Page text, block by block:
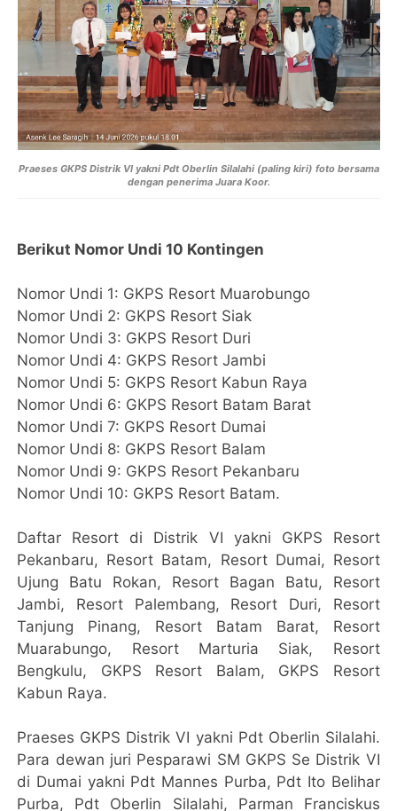
Praeses GKPS Distrik VI yakni Pdt Oberlin Silalahi (paling kiri) foto bersama
dengan penerima Juara Koor.
Berikut Nomor Undi 10 Kontingen
Nomor Undi 1: GKPS Resort Muarobungo
Nomor Undi 2: GKPS Resort Siak
Nomor Undi 3: GKPS Resort Duri
Nomor Undi 4: GKPS Resort Jambi
Nomor Undi 5: GKPS Resort Kabun Raya
Nomor Undi 6: GKPS Resort Batam Barat
Nomor Undi 7: GKPS Resort Dumai
Nomor Undi 8: GKPS Resort Balam
Nomor Undi 9: GKPS Resort Pekanbaru
Nomor Undi 10: GKPS Resort Batam.
Daftar Resort di Distrik VI yakni GKPS Resort
Pekanbaru, Resort Batam, Resort Dumai, Resort
Ujung Batu Rokan, Resort Bagan Batu, Resort
Jambi, Resort Palembang, Resort Duri, Resort
Tanjung Pinang, Resort Batam Barat, Resort
Muarabungo, Resort Marturia Siak, Resort
Bengkulu, GKPS Resort Balam, GKPS Resort
Kabun Raya.
Praeses GKPS Distrik VI yakni Pdt Oberlin Silalahi.
Para dewan juri Pesparawi SM GKPS Se Distrik VI
di Dumai yakni Pdt Mannes Purba, Pdt Ito Belihar
Purba, Pdt Oberlin Silalahi, Parman Franciskus